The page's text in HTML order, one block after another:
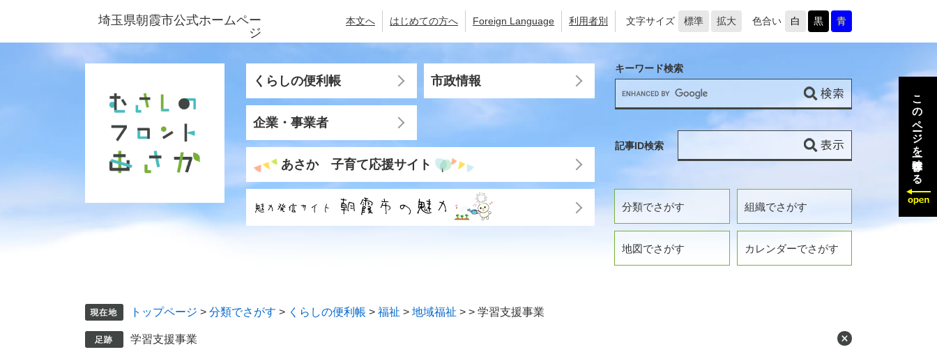
ジ
ュ
埼玉県朝霞市公式ホームペー
ジ
本文へ はじめての方へ Foreign Language 利用者別 文字サイズ 標準 拡大 色合い 白 黒 青
くらしの便利帳 市政情報
企業・事業者
あさか 子育て応援サイト
分類でさがす 組織でさがす
地図でさがす カレンダーでさがす
キーワード検索
記事ID検索
トップページ > 分類でさがす > くらしの便利帳 > 福祉 > 地域福祉 > > 学習支援事業
学習支援事業
このページを一時保存する